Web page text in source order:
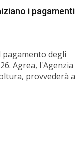
i pagamenti
pagamento degli
Agrea, l'Agenzia
provvederà a